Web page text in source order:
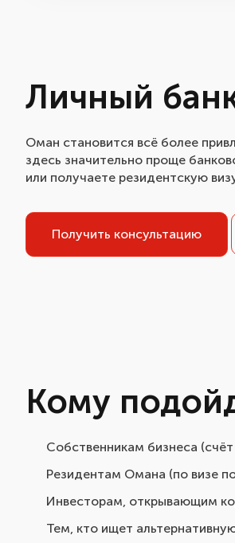
Личный
Оман становится всё более
здесь значительно проще
или получаете резидентскую
Получить консультацию
Кому
Собственникам бизнеса
Резидентам Омана (по визе
Инвесторам, открывающим
Тем, кто ищет